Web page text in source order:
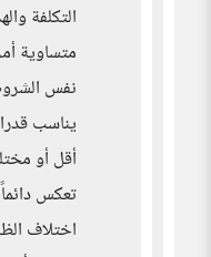
التكلفة
متساوية
نفس
يناسب
أقل أو
تعكس
اختلاف